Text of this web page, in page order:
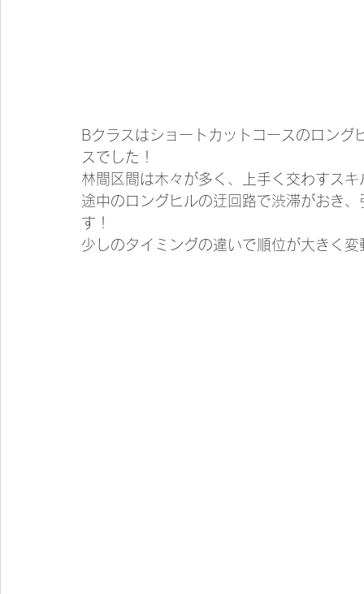
Bクラスはショートカットコースのロン
スでした！
林間区間は木々が多く、上手く交わすス
途中のロングヒルの迂回路で渋滞がおき
す！
少しのタイミングの違いで順位が大きく